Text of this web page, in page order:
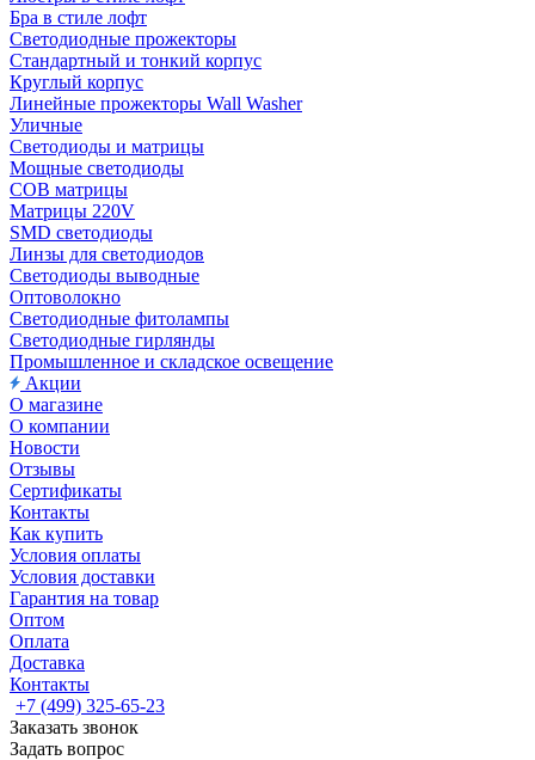
Бра в стиле лофт
Светодиодные прожекторы
Стандартный и тонкий корпус
Круглый корпус
Линейные прожекторы Wall Washer
Уличные
Светодиоды и матрицы
Мощные светодиоды
COB матрицы
Матрицы 220V
SMD светодиоды
Линзы для светодиодов
Светодиоды выводные
Оптоволокно
Светодиодные фитолампы
Светодиодные гирлянды
Промышленное и складское освещение
Акции
О магазине
О компании
Новости
Отзывы
Сертификаты
Контакты
Как купить
Условия оплаты
Условия доставки
Гарантия на товар
Оптом
Оплата
Доставка
Контакты
+7 (499) 325-65-23
Заказать звонок
Задать вопрос